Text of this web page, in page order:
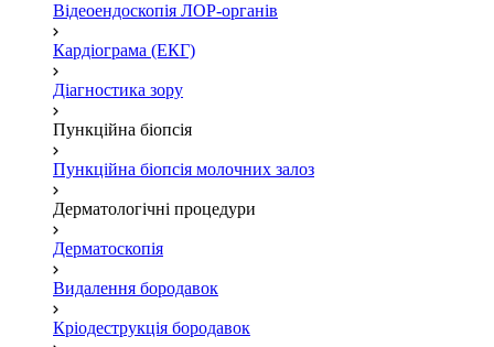
Відеоендоскопія ЛОР-органів
Кардіограма (ЕКГ)
Діагностика зору
Пункційна біопсія
Пункційна біопсія молочних залоз
Дерматологічні процедури
Дерматоскопія
Видалення бородавок
Кріодеструкція бородавок